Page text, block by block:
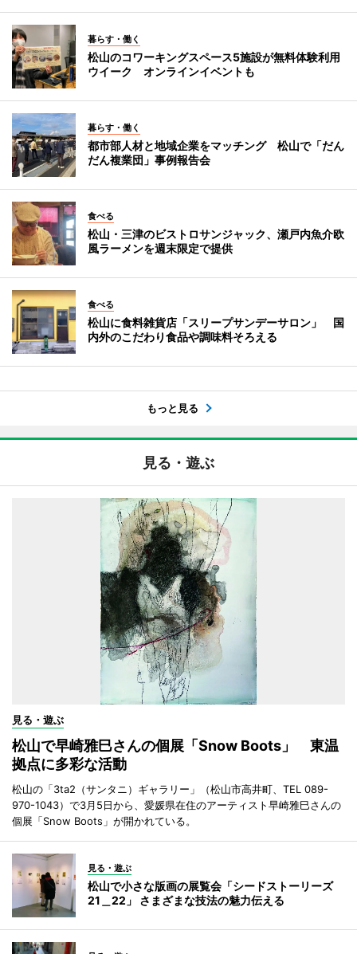
暮らす・働く
松山のコワーキングスペース5施設が無料体験利用
ウイーク オンラインイベントも
暮らす・働く
都市部人材と地域企業をマッチング 松山で「だん
だん複業団」事例報告会
食べる
松山・三津のビストロサンジャック、瀬戸内魚介欧
風ラーメンを週末限定で提供
食べる
松山に食料雑貨店「スリープサンデーサロン」 国
内外のこだわり食品や調味料そろえる
もっと見る
見る・遊ぶ
見る・遊ぶ
松山で早崎雅巳さんの個展「Snow Boots」 東温
拠点に多彩な活動
松山の「3ta2（サンタニ）ギャラリー」（松山市高井町、TEL 089-
970-1043）で3月5日から、愛媛県在住のアーティスト早崎雅巳さんの
個展「Snow Boots」が開かれている。
見る・遊ぶ
松山で小さな版画の展覧会「シードストーリーズ
21＿22」 さまざまな技法の魅力伝える